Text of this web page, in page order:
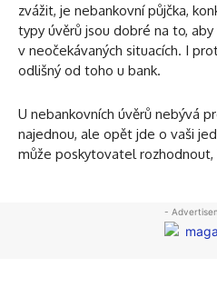
zvážit, je nebankovní půjčka,
typy úvěrů jsou dobré na to,
v neočekávaných situacích. I
odlišný od toho u bank.
U nebankovních úvěrů nebývá
najednou, ale opět jde o vaši
může poskytovatel
-